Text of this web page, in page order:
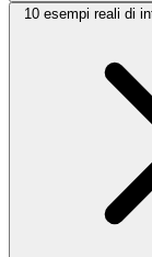
10 esempi reali di